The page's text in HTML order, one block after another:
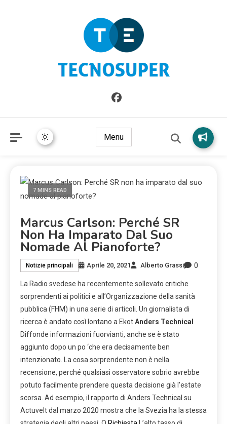
TecnoSuper.net
Informazioni sull'Italia. Seleziona gli argomenti di cui vuoi
saperne di più
Menu
7 MINS READ
Marcus Carlson: Perché SR
Non Ha Imparato Dal Suo
Nomade Al Pianoforte?
Notizie principali Aprile 20, 2021 Alberto Grassi 0
La Radio svedese ha recentemente sollevato critiche
sorprendenti ai politici e all’Organizzazione della sanità
pubblica (FHM) in una serie di articoli. Un giornalista di
ricerca è andato così lontano a EkotAnders Technical
Diffonde informazioni fuorvianti, anche se è stato
aggiunto dopo un po ‘che era decisamente ben
intenzionato. La cosa sorprendente non è nella
recensione, perché qualsiasi osservatore sobrio avrebbe
potuto facilmente prendere questa decisione già l’estate
scorsa. Ad esempio, il rapporto di Anders Technical su
Actuvelt dal marzo 2020 mostra che la Svezia ha la stessa